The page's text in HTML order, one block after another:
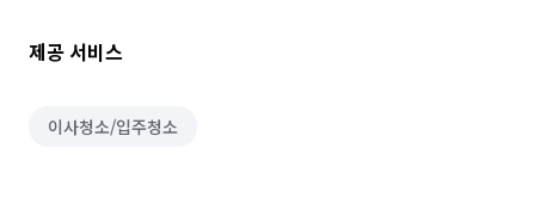
제공 서비스
이사청소/입주청소